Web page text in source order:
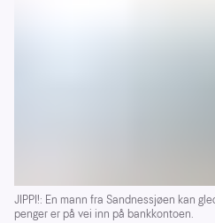
JIPPI!: En mann fra Sandnessjøen kan
penger er på vei inn på bankkontoen.